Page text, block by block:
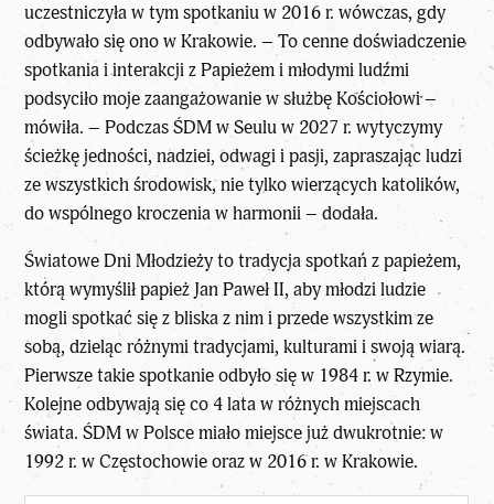
uczestniczyła w tym spotkaniu w 2016 r. wówczas, gdy
odbywało się ono w Krakowie. – To cenne doświadczenie
spotkania i interakcji z Papieżem i młodymi ludźmi
podsyciło moje zaangażowanie w służbę Kościołowi –
mówiła. – Podczas ŚDM w Seulu w 2027 r. wytyczymy
ścieżkę jedności, nadziei, odwagi i pasji, zapraszając ludzi
ze wszystkich środowisk, nie tylko wierzących katolików,
do wspólnego kroczenia w harmonii – dodała.
Światowe Dni Młodzieży to tradycja spotkań z papieżem,
którą wymyślił papież Jan Paweł II, aby młodzi ludzie
mogli spotkać się z bliska z nim i przede wszystkim ze
sobą, dzieląc różnymi tradycjami, kulturami i swoją wiarą.
Pierwsze takie spotkanie odbyło się w 1984 r. w Rzymie.
Kolejne odbywają się co 4 lata w różnych miejscach
świata. ŚDM w Polsce miało miejsce już dwukrotnie: w
1992 r. w Częstochowie oraz w 2016 r. w Krakowie.